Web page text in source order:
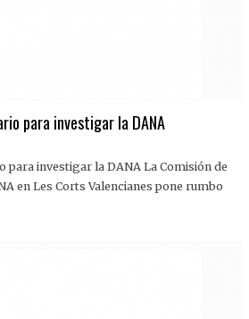
para investigar la DANA
para investigar la DANA La Comisión de
en Les Corts Valencianes pone rumbo